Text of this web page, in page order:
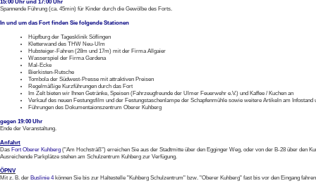
15:00 Uhr und 17:00 Uhr
Spannende Führung (ca. 45min) für Kinder durch die Gewölbe des Forts.
In und um das Fort finden Sie folgende Stationen
Hüpfburg der Tagesklinik Söflingen
Kletterwand des THW Neu-Ulm
Hubsteiger-Fahren (28m und 17m) mit der Firma Allgaier
Wasserspiel der Firma Gardena
Mal-Ecke
Bierkisten-Rutsche
Tombola der Südwest-Presse mit attraktiven Preisen
Regelmäßige Kurzführungen durch das Fort
Im Zelt bieten wir Ihnen Getränke, Speisen (Fahrzeugfreunde der Ulmer Feuerwehr e.V.) und Kaffee / Kuchen an
Verkauf des neuen Festungsfilm und der Festungstaschenlampe der Schapfenmühle sowie weitere Artikeln am Infostand
Führungen des Dokumentaionszentrum Oberer Kuhberg
gegen 19:00 Uhr
Ende der Veranstaltung.
Anfahrt
Das Fort Oberer Kuhberg ("Am Hochsträß") erreichen Sie aus der Stadtmitte über den Egginger Weg, oder von der B-28 über den
Ausreichende Parkplätze stehen am Schulzentrum Kuhberg zur Verfügung.
ÖPNV
Mit z. B. der Buslinie 4können Sie bis zur Haltestelle "Kuhberg Schulzentrum" bzw. "Oberer Kuhberg" fast bis vor den Eingang